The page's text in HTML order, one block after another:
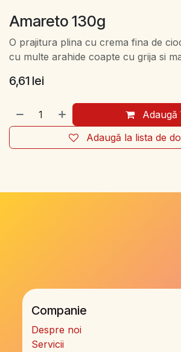
Amareto 130g
O prajitura plina cu crema fina de
cu multe arahide coapte cu grija si
6,61 lei
Adaugă
Adaugă la lista de
Companie
Despre noi
Servicii